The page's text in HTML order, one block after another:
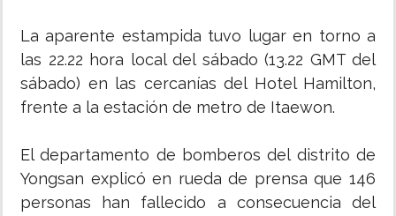
La aparente estampida tuvo lugar en torno a
las 22.22 hora local del sábado (13.22 GMT del
sábado) en las cercanías del Hotel Hamilton,
frente a la estación de metro de Itaewon.
El departamento de bomberos del distrito de
Yongsan explicó en rueda de prensa que 146
personas han fallecido a consecuencia del